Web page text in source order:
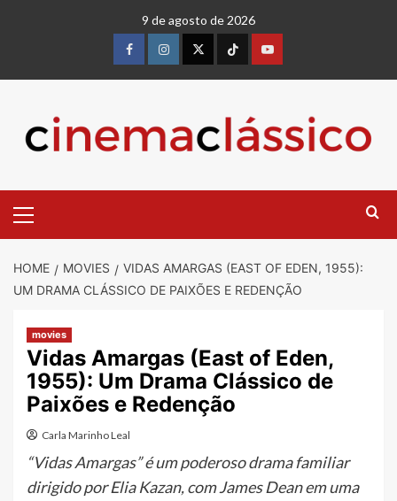
9 de agosto de 2026
HOME MOVIES
VIDAS AMARGAS (EAST OF EDEN, 1955):
UM DRAMA CLÁSSICO DE PAIXÕES E REDENÇÃO
movies
Vidas Amargas (East of Eden,
1955): Um Drama Clássico de
Paixões e Redenção
Carla Marinho Leal
“Vidas Amargas” é um poderoso drama familiar
dirigido por Elia Kazan, com James Dean em uma